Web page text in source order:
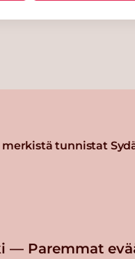
merkistä tunnistat
— Paremmat